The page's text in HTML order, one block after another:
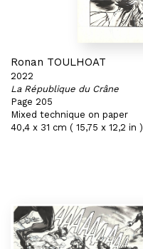
Ronan TOULHOAT
2022
La République du Crâne
Page 205
Mixed technique on paper
40,4 x 31 cm ( 15,75 x 12,2 in )